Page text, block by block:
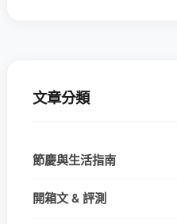
文章分類
節慶與生活指南
開箱文 & 評測